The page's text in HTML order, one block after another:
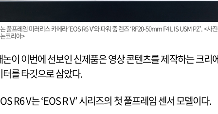
풀프레임 미러리스 카메라 ‘EOS R6 V’와 파워 줌 렌즈 ‘RF20-50mm F4 L IS USM PZ’. <사
코리아>
논이 이번에 선보인 신제품은 영상 콘텐츠를 제작하는 크리
터를 타깃으로 삼았다.
R6 V는 ‘EOS R V’ 시리즈의 첫 풀프레임 센서 모델이다.